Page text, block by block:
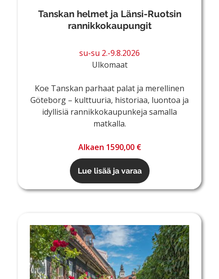
Tanskan helmet ja Länsi-Ruotsin
rannikkokaupungit
su-su 2.-9.8.2026
Ulkomaat
Koe Tanskan parhaat palat ja merellinen
Göteborg – kulttuuria, historiaa, luontoa ja
idyllisiä rannikkokaupunkeja samalla
matkalla.
Alkaen 1590,00 €
Lue lisää ja varaa